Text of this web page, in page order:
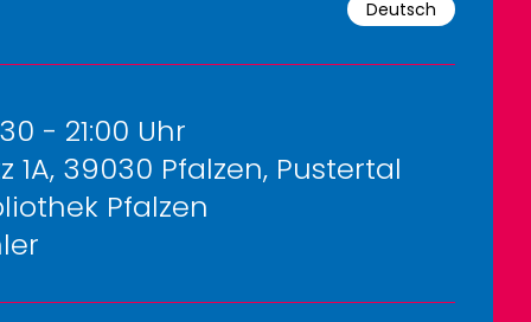
Deutsch
- 21:00 Uhr
1A, 39030 Pfalzen, Pustertal
Pfalzen